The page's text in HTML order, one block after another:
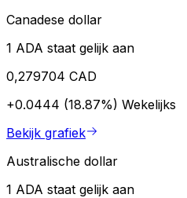
Canadese dollar
1 ADA staat gelijk aan
0,279704 CAD
+0.0444 (18.87%) Wekelijks
Bekijk grafiek
Australische dollar
1 ADA staat gelijk aan